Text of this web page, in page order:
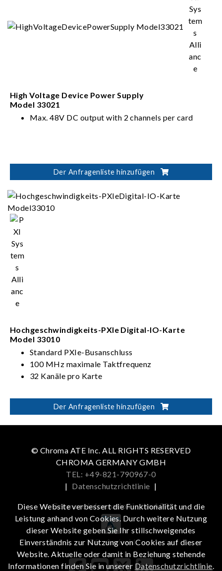
High Voltage Device Power Supply
Model 33021
Max. 48V DC output with 2 channels per card
Der Anfragenliste hinzufügen
Hochgeschwindigkeits-PXIe Digital-IO-Karte
Model 33010
Standard PXIe-Busanschluss
100 MHz maximale Taktfrequenz
32 Kanäle pro Karte
Der Anfragenliste hinzufügen
© Chroma ATE Inc. ALL RIGHTS RESERVED
CHROMA GERMANY GMBH
TEL: +49-821-790967-0
| Datenschutzrichtlinie |
Get more information in the APP
iOS Android
Diese Website verbessert die Funktionalität und die
Leistung anhand von Cookies. Durch weitere Nutzung
dieser Website geben Sie Ihr stillschweigendes
Einverständnis zur Nutzung von Cookies auf dieser
Website. Aktuelle oder damit in Beziehung stehende
Informationen finden Sie in unserer Datenschutzrichtlinie.